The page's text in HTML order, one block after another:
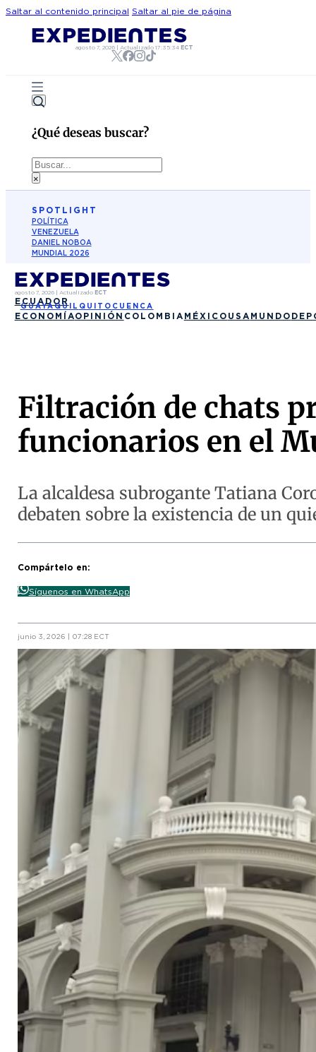
Saltar al contenido principal Saltar al pie de página
agosto 7, 2026| Actualizado 17:35:34 ECT
¿Qué deseas buscar?
Buscar
×
SPOTLIGHT
POLÍTICA
VENEZUELA
DANIEL NOBOA
MUNDIAL 2026
agosto 7, 2026| Actualizado ECT
ECUADOR
GUAYAQUIL QUITO CUENCA
ECONOMÍAOPINIÓN COLOMBIA MÉXICO USA MUNDO
Filtración de chats
funcionarios en el
La alcaldesa subrogante Tatiana
debaten sobre la existencia de un
Compártelo en:
Síguenos en WhatsApp
junio 3, 2026 | 07:28 ECT